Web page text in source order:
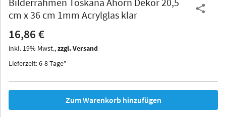
Iowa
cm x 36 cm 1mm Acrylglas klar
16,86 €
inkl. 19% Mwst.,zzgl. Versand
Lieferzeit: 6-8 Tage*
Zum Warenkorb hinzufügen